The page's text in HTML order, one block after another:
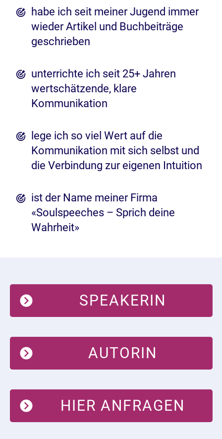
habe ich seit meiner Jugend immer
wieder Artikel und Buchbeiträge
geschrieben
unterrichte ich seit 25+ Jahren
wertschätzende, klare
Kommunikation
lege ich so viel Wert auf die
Kommunikation mit sich selbst und
die Verbindung zur eigenen Intuition
ist der Name meiner Firma
«Soulspeeches – Sprich deine
Wahrheit»
SPEAKERIN
AUTORIN
HIER ANFRAGEN